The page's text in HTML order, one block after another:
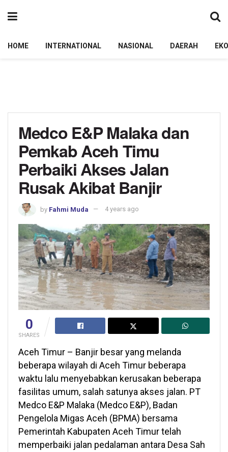
HOME INTERNATIONAL NASIONAL DAERAH
Medco E&P Malaka dan
Pemkab Aceh Timu
Perbaiki Akses Jalan
Rusak Akibat Banjir
by Fahmi Muda 4 years ago
0
SHARES
Aceh Timur – Banjir besar yang melanda
beberapa wilayah di Aceh Timur beberapa
waktu lalu menyebabkan kerusakan beberapa
fasilitas umum, salah satunya akses jalan. PT
Medco E&P Malaka (Medco E&P), Badan
Pengelola Migas Aceh (BPMA) bersama
Pemerintah Kabupaten Aceh Timur telah
memperbaiki jalan pedalaman antara Desa Sah